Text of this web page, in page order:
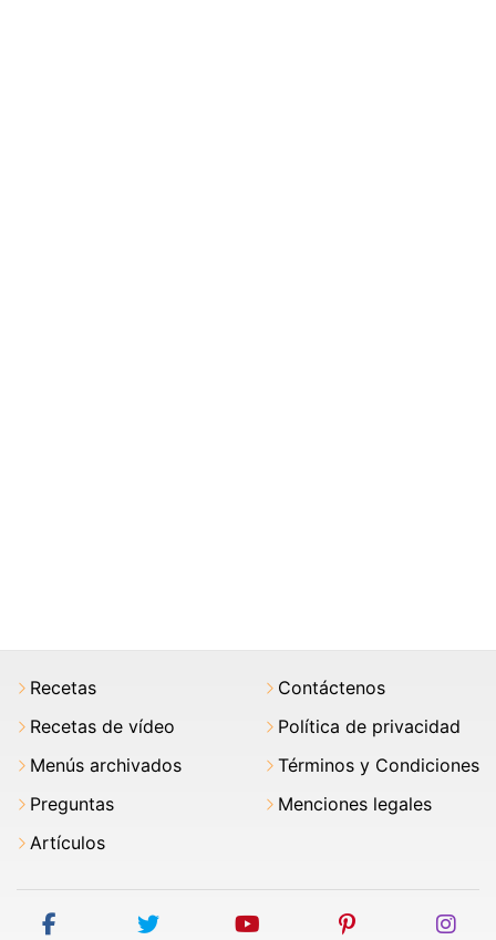
Recetas
Recetas de vídeo
Menús archivados
Preguntas
Artículos
Contáctenos
Política de privacidad
Términos y Condiciones
Menciones legales
facebook twitter youtube pinterest